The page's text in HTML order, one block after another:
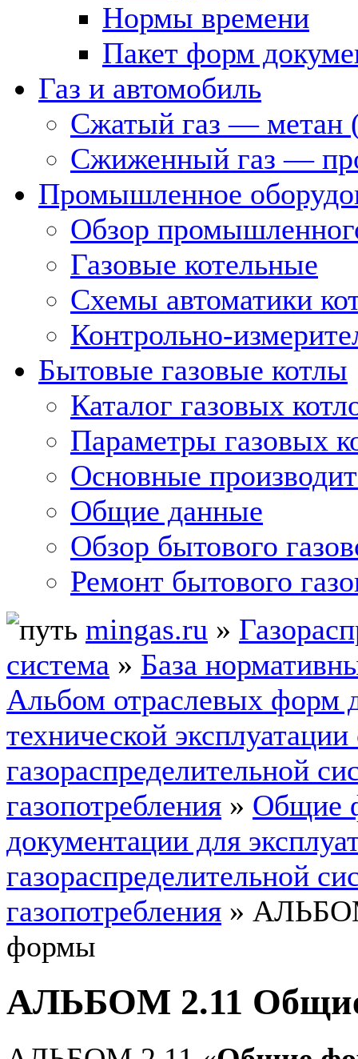
Нормы времени
Пакет форм
Газ и автомобиль
Сжатый газ — метан
Сжиженный газ —
Промышленное
Обзор
Газовые котельные
Схемы автоматики
Контрольно-
Бытовые газовые котлы
Каталог газовых
Параметры газовых
Основные
Общие данные
Обзор бытового
Ремонт бытового
mingas.ru »
система » База
Альбом отраслевых форм
технической эксплуатации
газораспределительной
газопотребления » Общие
документации для
газораспределительной
газопотребления »
формы
АЛЬБОМ 2.11